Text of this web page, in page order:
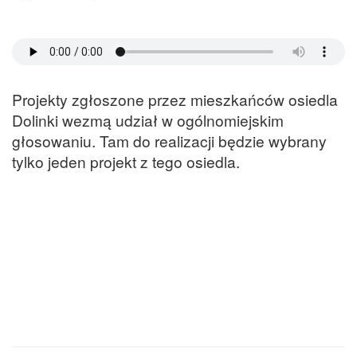
Projekty zgłoszone przez mieszkańców osiedla
Dolinki wezmą udział w ogólnomiejskim
głosowaniu. Tam do realizacji będzie wybrany
tylko jeden projekt z tego osiedla.